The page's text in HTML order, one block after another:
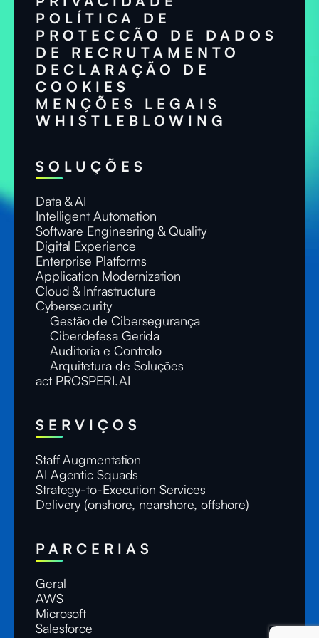
POLÍTICA DE
PROTECCÃO DE DADOS
DE RECRUTAMENTO
DECLARAÇÃO DE
COOKIES
MENÇÕES LEGAIS
WHISTLEBLOWING
SOLUÇÕES
Data & AI
Intelligent Automation
Software Engineering & Quality
Digital Experience
Enterprise Platforms
Application Modernization
Cloud & Infrastructure
Cybersecurity
Gestão de Cibersegurança
Ciberdefesa Gerida
Auditoria e Controlo
Arquitetura de Soluções
act PROSPERI.AI
SERVIÇOS
Staff Augmentation
AI Agentic Squads
Strategy-to-Execution Services
Delivery (onshore, nearshore, offshore)
PARCERIAS
Geral
AWS
Microsoft
Salesforce